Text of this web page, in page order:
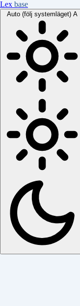
Lex base
Auto (följ systemläget) A